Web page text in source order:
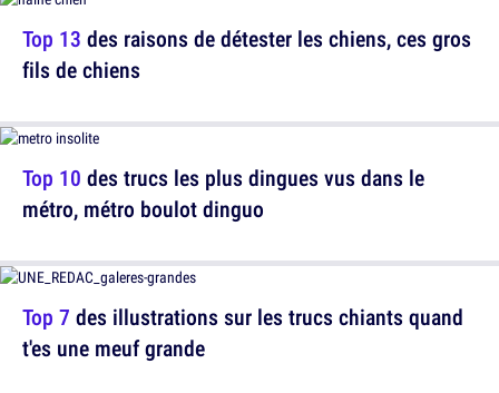
Top 13 des raisons de détester les chiens, ces gros
fils de chiens
Top 7 des illustrations sur les trucs chiants quand
t'es une meuf grande
Top 10 des trucs les plus dingues vus dans le
métro, métro boulot dinguo